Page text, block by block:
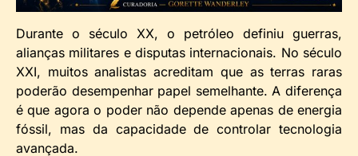
Durante o século XX, o petróleo definiu guerras,
alianças militares e disputas internacionais. No século
XXI, muitos analistas acreditam que as terras raras
poderão desempenhar papel semelhante. A diferença
é que agora o poder não depende apenas de energia
fóssil, mas da capacidade de controlar tecnologia
avançada.